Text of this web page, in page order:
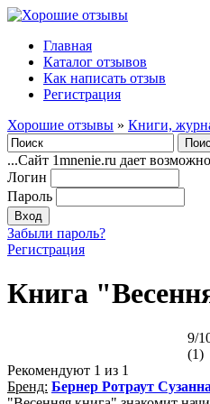
Главная
Каталог отзывов
Как написать отзыв
Регистрация
Хорошие отзывы » Книги,
...Сайт 1mnenie.ru дает
Логин
Пароль
Забыли пароль?
Регистрация
Книга
9/
(1)
Рекомендуют 1 из 1
Бренд: Бернер Ротраут Сузанна